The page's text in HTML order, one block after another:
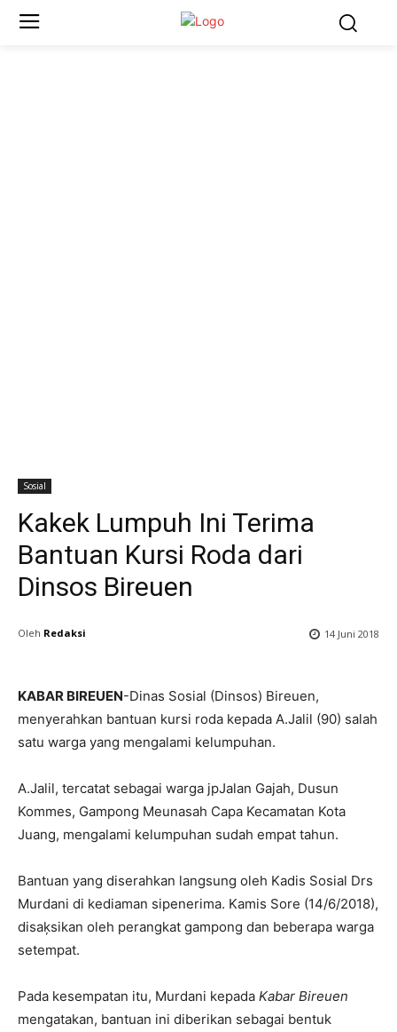
Sosial
Kakek Lumpuh Ini Terima
Bantuan Kursi Roda dari
Dinsos Bireuen
Oleh Redaksi 14 Juni 2018
KABAR BIREUEN-Dinas Sosial (Dinsos) Bireuen,
menyerahkan bantuan kursi roda kepada A.Jalil (90) salah
satu warga yang mengalami kelumpuhan.
A.Jalil, tercatat sebagai warga jpJalan Gajah, Dusun
Kommes, Gampong Meunasah Capa Kecamatan Kota
Juang, mengalami kelumpuhan sudah empat tahun.
Bantuan yang diserahkan langsung oleh Kadis Sosial Drs
Murdani di kediaman sipenerima. Kamis Sore (14/6/2018),
disaķsikan oleh perangkat gampong dan beberapa warga
setempat.
Pada kesempatan itu, Murdani kepada Kabar Bireuen
mengatakan, bantuan ini diberikan sebagai bentuk